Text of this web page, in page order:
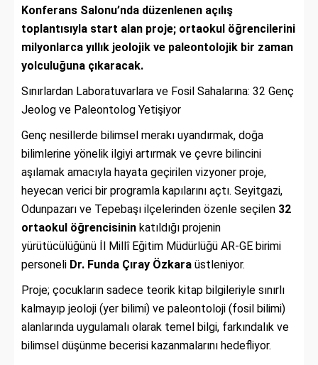
Konferans Salonu’nda düzenlenen açılış
toplantısıyla start alan proje; ortaokul öğrencilerini
milyonlarca yıllık jeolojik ve paleontolojik bir zaman
yolculuğuna çıkaracak.
Sınırlardan Laboratuvarlara ve Fosil Sahalarına: 32 Genç
Jeolog ve Paleontolog Yetişiyor
Genç nesillerde bilimsel merakı uyandırmak, doğa
bilimlerine yönelik ilgiyi artırmak ve çevre bilincini
aşılamak amacıyla hayata geçirilen vizyoner proje,
heyecan verici bir programla kapılarını açtı. Seyitgazi,
Odunpazarı ve Tepebaşı ilçelerinden özenle seçilen 32
ortaokul öğrencisinin katıldığı projenin
yürütücülüğünü İl Millî Eğitim Müdürlüğü AR-GE birimi
personeli Dr. Funda Çıray Özkara üstleniyor.
Proje; çocukların sadece teorik kitap bilgileriyle sınırlı
kalmayıp jeoloji (yer bilimi) ve paleontoloji (fosil bilimi)
alanlarında uygulamalı olarak temel bilgi, farkındalık ve
bilimsel düşünme becerisi kazanmalarını hedefliyor.